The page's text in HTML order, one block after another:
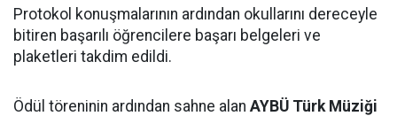
Protokol konuşmalarının ardından okullarını dereceyle
bitiren başarılı öğrencilere başarı belgeleri ve
plaketleri takdim edildi.
Ödül töreninin ardından sahne alan AYBÜ Türk Müziği